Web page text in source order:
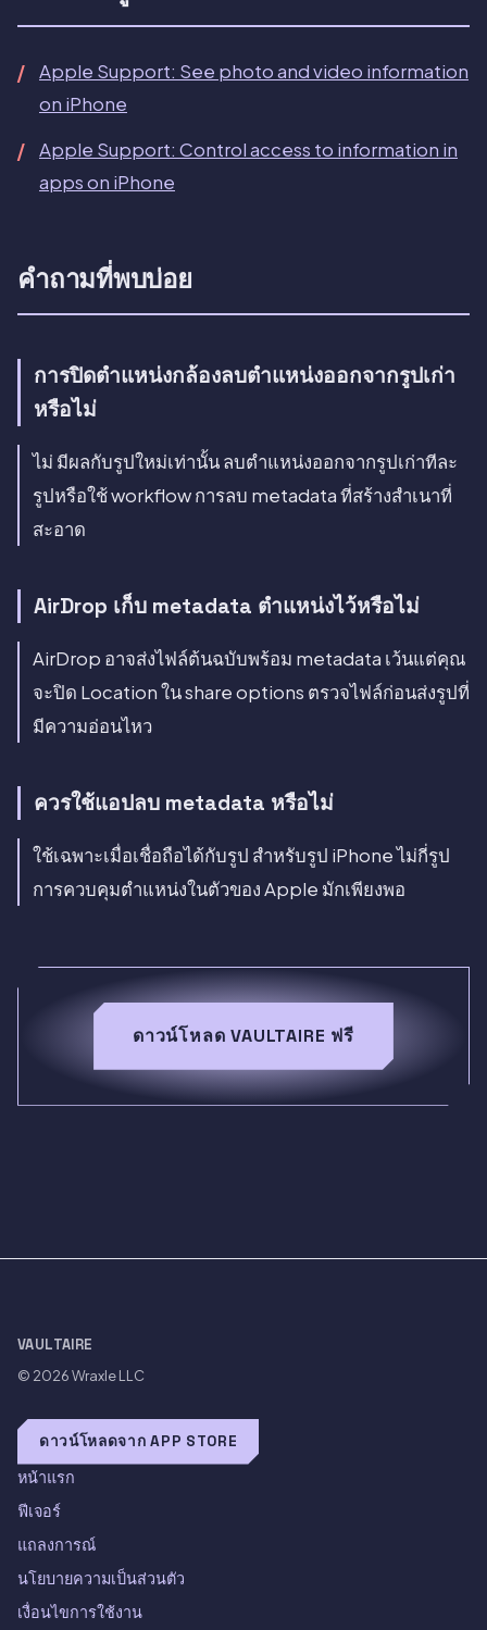
Apple Support: See photo and video information
on iPhone
Apple Support: Control access to information in
apps on iPhone
คำถามที่พบบ่อย
การปิดตำแหน่งกล้องลบตำแหน่งออกจากรูปเก่า
หรือไม่
ไม่ มีผลกับรูปใหม่เท่านั้น ลบตำแหน่งออกจากรูปเก่าทีละ
รูปหรือใช้ workflow การลบ metadata ที่สร้างสำเนาที่
สะอาด
AirDrop เก็บ metadata ตำแหน่งไว้หรือไม่
AirDrop อาจส่งไฟล์ต้นฉบับพร้อม metadata เว้นแต่คุณ
จะปิด Location ใน share options ตรวจไฟล์ก่อนส่งรูปที่
มีความอ่อนไหว
ควรใช้แอปลบ metadata หรือไม่
ใช้เฉพาะเมื่อเชื่อถือได้กับรูป สำหรับรูป iPhone ไม่กี่รูป
การควบคุมตำแหน่งในตัวของ Apple มักเพียงพอ
ดาวน์โหลด VAULTAIRE ฟรี
VAULTAIRE
© 2026Wraxle LLC
ดาวน์โหลดจาก APP STORE
หน้าแรก
ฟีเจอร์
แถลงการณ์
นโยบายความเป็นส่วนตัว
เงื่อนไขการใช้งาน